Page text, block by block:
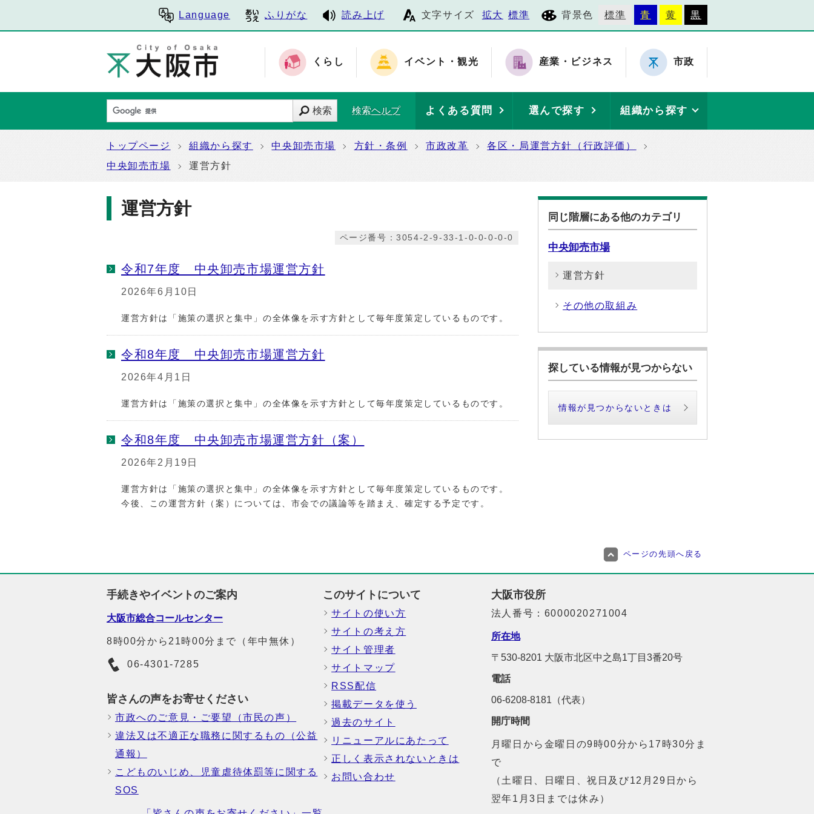
Language ふりがな 読み上げ 文字サイズ 拡大 標準 背景色 標準 青 黄 黒
くらし イベント・観光 産業・ビジネス 市政
検索 検索ヘルプ よくある質問 選んで探す 組織から探す
トップページ 組織から探す 中央卸売市場 方針・条例 市政改革
各区・局運営方針（行政評価）
中央卸売市場
運営方針
運営方針
ページ番号：3054-2-9-33-1-0-0-0-0-0
令和7年度 中央卸売市場運営方針
2026年6月10日
運営方針は「施策の選択と集中」の全体像を示す方針として毎年度策定しているものです。
令和8年度 中央卸売市場運営方針
2026年4月1日
運営方針は「施策の選択と集中」の全体像を示す方針として毎年度策定しているものです。
令和8年度 中央卸売市場運営方針（案）
2026年2月19日
運営方針は「施策の選択と集中」の全体像を示す方針として毎年度策定しているものです。
今後、この運営方針（案）については、市会での議論等を踏まえ、確定する予定です。
同じ階層にある他のカテゴリ
中央卸売市場
運営方針
その他の取組み
探している情報が見つからない
情報が見つからないときは
ページの先頭へ戻る
手続きやイベントのご案内
大阪市総合コールセンター
8時00分から21時00分まで（年中無休）
06-4301-7285
皆さんの声をお寄せください
市政へのご意見・ご要望（市民の声）
違法又は不適正な職務に関するもの（公益
通報）
こどものいじめ、児童虐待体罰等に関する
SOS
このサイトについて
サイトの使い方
サイトの考え方
サイト管理者
サイトマップ
RSS配信
掲載データを使う
過去のサイト
リニューアルにあたって
正しく表示されないときは
お問い合わせ
大阪市役所
法人番号：6000020271004
所在地
〒530-8201 大阪市北区中之島1丁目3番20号
電話
06-6208-8181（代表）
開庁時間
月曜日から金曜日の9時00分から17時30分ま
で
（土曜日、日曜日、祝日及び12月29日から
翌年1月3日までは休み）